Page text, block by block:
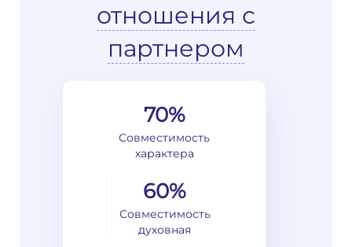
отношения с
партнером
70%
Совместимость
характера
60%
Совместимость
духовная